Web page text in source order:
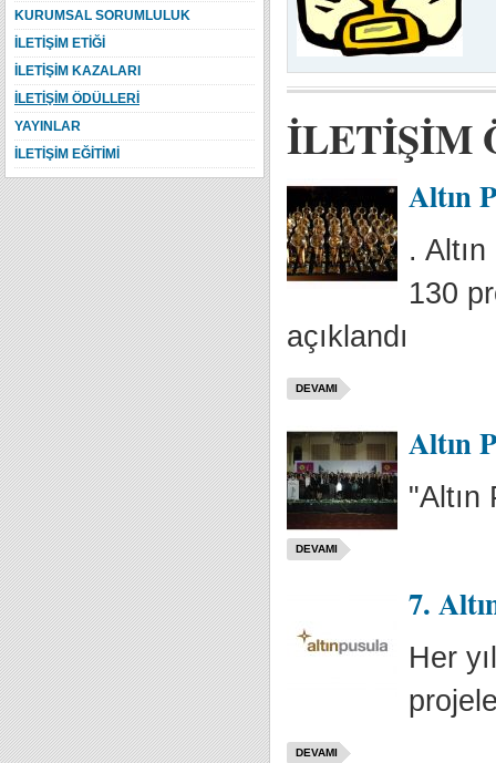
İLETİŞİM
Altın
.
130
açıklandı
DEVAMI
Altın
DEVAMI
7.
Her
DEVAMI
KURUMSAL SORUMLULUK
İLETİŞİM ETİĞİ
İLETİŞİM KAZALARI
İLETİŞİM ÖDÜLLERİ
YAYINLAR
İLETİŞİM EĞİTİMİ